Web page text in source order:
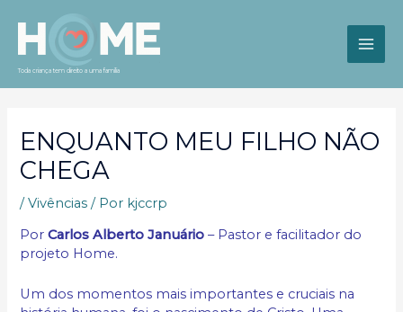
para
conteúdo
Toda criança tem direito a uma família
ENQUANTO MEU FILHO NÃO
CHEGA
/Vivências / Por kjccrp
PorCarlos Alberto Januário – Pastor e facilitador do
projeto Home.
Um dos momentos mais importantes e cruciais na